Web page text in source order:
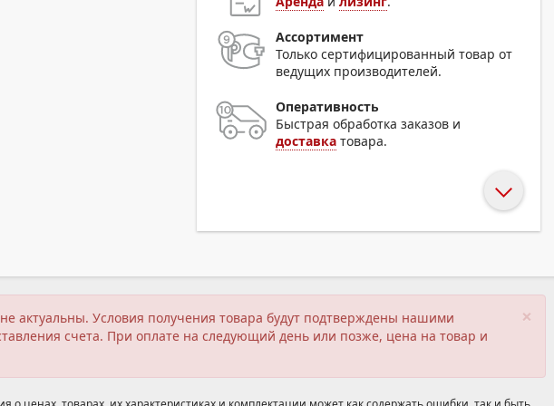
Ассортимент
Только сертифицированный товар от
ведущих производителей.
Оперативность
Быстрая обработка заказов и
доставка товара.
×
актуальны. Условия получения товара будут подтверждены нашими
счета. При оплате на следующий день или позже, цена на товар и